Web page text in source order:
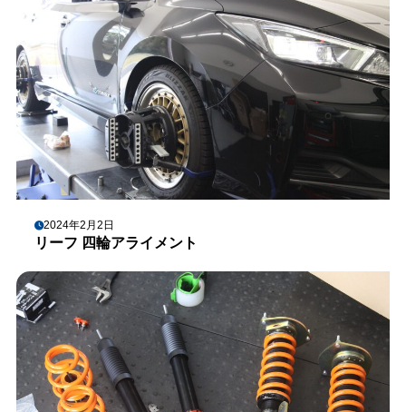
2024年2月2日
リーフ 四輪アライメント